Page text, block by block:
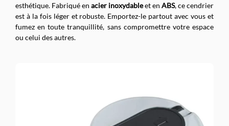
esthétique. Fabriqué en acier inoxydableet en ABS, ce cendrier
est à la fois léger et robuste. Emportez-le partout avec vous et
fumez en toute tranquillité, sans compromettre votre espace
ou celui des autres.